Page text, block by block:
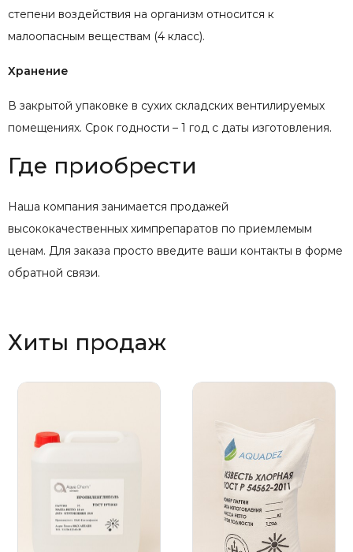
степени воздействия на организм относится к
малоопасным веществам (4 класс).
Хранение
В закрытой упаковке в сухих складских вентилируемых
помещениях. Срок годности – 1 год с даты изготовления.
Где приобрести
Наша компания занимается продажей
высококачественных химпрепаратов по приемлемым
ценам. Для заказа просто введите ваши контакты в форме
обратной связи.
Хиты продаж